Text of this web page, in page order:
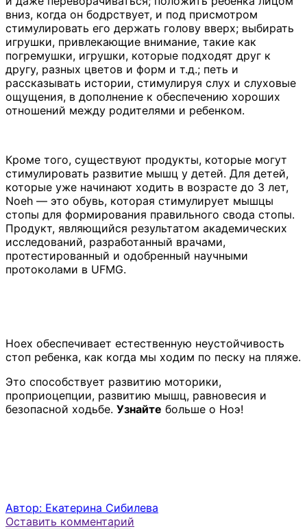
вниз, когда он бодрствует, и под присмотром
стимулировать его держать голову вверх; выбирать
игрушки, привлекающие внимание, такие как
погремушки, игрушки, которые подходят друг к
другу, разных цветов и форм и т.д.; петь и
рассказывать истории, стимулируя слух и слуховые
ощущения, в дополнение к обеспечению хороших
отношений между родителями и ребенком.
Кроме того, существуют продукты, которые могут
стимулировать развитие мышц у детей. Для детей,
которые уже начинают ходить в возрасте до 3 лет,
Noeh — это обувь, которая стимулирует мышцы
стопы для формирования правильного свода стопы.
Продукт, являющийся результатом академических
исследований, разработанный врачами,
протестированный и одобренный научными
протоколами в UFMG.
Ноех обеспечивает естественную неустойчивость
стоп ребенка, как когда мы ходим по песку на пляже.
Это способствует развитию моторики,
проприоцепции, развитию мышц, равновесия и
безопасной ходьбе. Узнайте больше о Ноэ!
Автор: Екатерина Сибилева
Оставить комментарий